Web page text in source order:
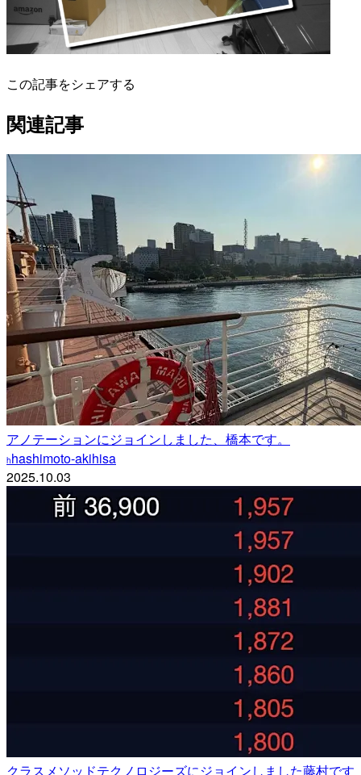
この記事をシェアする
関連記事
アノテーションにジョインしました、橋本です。
hhashimoto-akihisa
2025.10.03
クラスメソッドテクノロジーズにジョインしました藤村です